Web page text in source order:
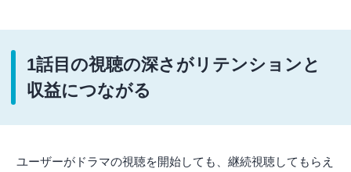
1話目の視聴の深さがリテンションと
収益につながる
ユーザーがドラマの視聴を開始しても、継続視聴してもらえ